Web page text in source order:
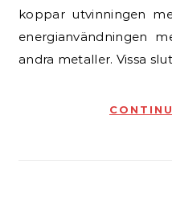
koppar utvinningen
energianvändningen
andra metaller. Vissa